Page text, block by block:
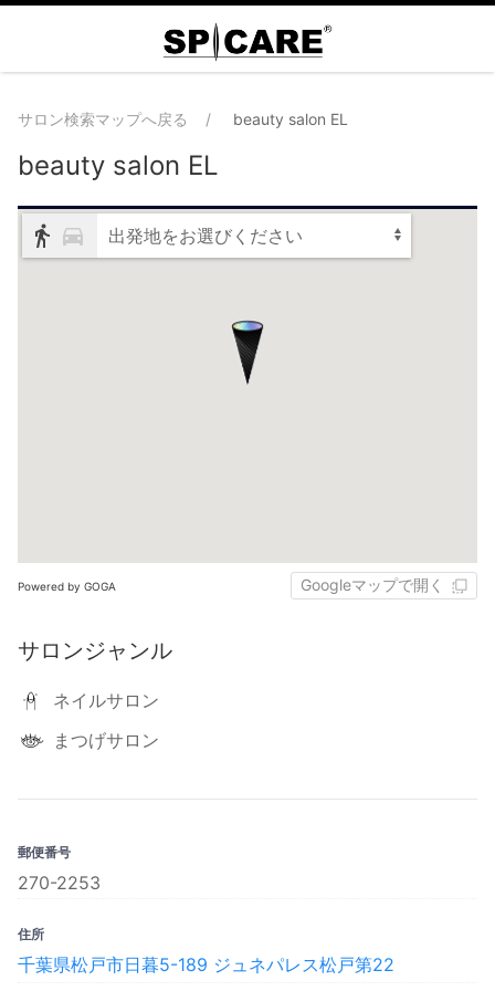
サロン検索マップへ戻る beauty salon EL
beauty salon EL
出発地をお選びください
Powered by GOGA Googleマップで開く
サロンジャンル
ネイルサロン
まつげサロン
郵便番号
270-2253
住所
千葉県松戸市日暮5-189 ジュネパレス松戸第22